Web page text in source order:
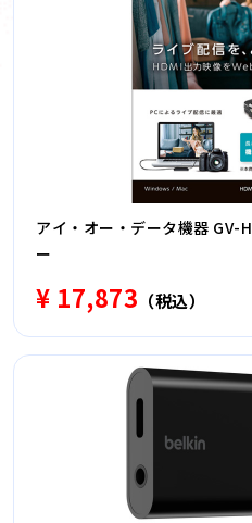
アイ・オー・データ機器 GV-
ー
¥ 17,873 （税込）